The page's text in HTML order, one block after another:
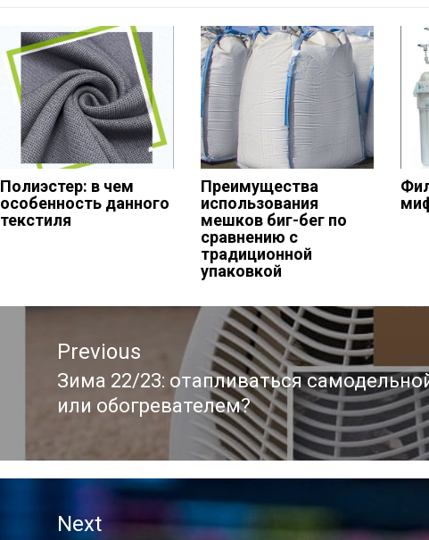
Полиэстер: в чем
особенность данного
текстиля
Преимущества
использования
мешков биг-бег по
сравнению с
традиционной
упаковкой
Навигация
записям
Previous
Previous
post:
Зима 22/23: отапливаться
или обогревателем?
Next